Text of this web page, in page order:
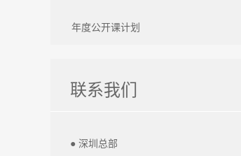
年度公开课计划
联系我们
● 深圳总部